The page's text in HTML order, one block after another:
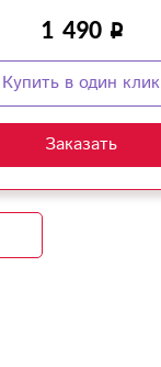
1 490
Купить в один клик
Заказать